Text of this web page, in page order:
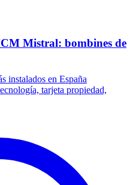
Mistral: bombines de
instalados en España
tarjeta propiedad,